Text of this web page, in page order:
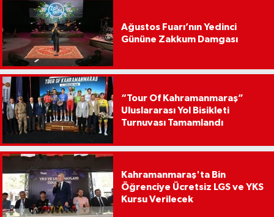
Ağustos Fuarı’nın Yedinci
Gününe Zakkum Damgası
“Tour Of Kahramanmaraş”
Uluslararası Yol Bisikleti
Turnuvası Tamamlandı
Kahramanmaraş'ta Bin
Öğrenciye Ücretsiz LGS ve YKS
Kursu Verilecek